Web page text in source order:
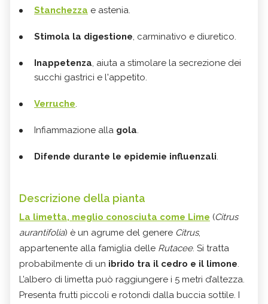
Stanchezza e astenia.
Stimola la digestione, carminativo e diuretico.
Inappetenza, aiuta a stimolare la secrezione dei
succhi gastrici e l'appetito.
Verruche.
Infiammazione alla gola.
Difende durante le epidemie influenzali.
Descrizione della pianta
La limetta, meglio conosciuta come Lime (Citrus
aurantifolia) è un agrume del genere Citrus,
appartenente alla famiglia delle Rutacee. Si tratta
probabilmente di un ibrido tra il cedro e il limone.
L’albero di limetta può raggiungere i 5 metri d’altezza.
Presenta frutti piccoli e rotondi dalla buccia sottile. I